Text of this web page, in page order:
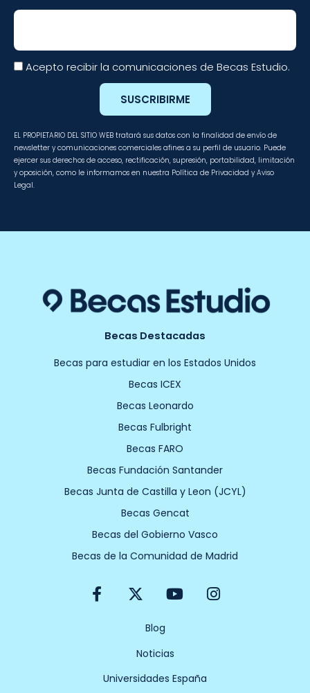
Email
Acepto recibir la comunicaciones de Becas Estudio.
SUSCRIBIRME
EL PROPIETARIO DEL SITIO WEB tratará sus datos con la finalidad de envío de
newsletter y comunicaciones comerciales afines a su perfil de usuario. Puede
ejercer sus derechos de acceso, rectificación, supresión, portabilidad, limitación
y oposición, como le informamos en nuestra Política de Privacidad y Aviso
Legal.
Becas Destacadas
Becas para estudiar en los Estados Unidos
Becas ICEX
Becas Leonardo
Becas Fulbright
Becas FARO
Becas Fundación Santander
Becas Junta de Castilla y Leon (JCYL)
Becas Gencat
Becas del Gobierno Vasco
Becas de la Comunidad de Madrid
F
a
o
X
-
w
i
t
t
Y
o
u
b
e
I
n
Blog
Noticias
Universidades España